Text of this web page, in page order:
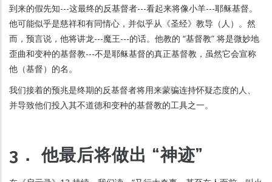
到来的假先知---这最终的反基督者---看起来将像小羊---耶稣基督。
他可能似乎是慈祥和有同情心，并似乎从《圣经》教导（人）。然
而，预言说，他将讲龙---魔王---的话。他教的 “基督教” 将是微妙地
歪曲和变种的基督教---不是耶稣基督的真正基督教，虽然它会宣称
他（基督）的名。
我们接着的预兆是终期的反基督者将用来蒙骗连持怀疑态度的人、
并导致他们投入其不道德和变种的基督教的工具之一。
3． 他最后将做出 “神迹”